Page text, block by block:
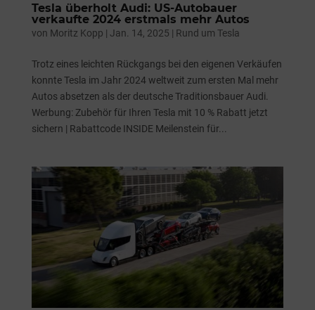
Tesla überholt Audi: US-Autobauer
verkaufte 2024 erstmals mehr Autos
von Moritz Kopp | Jan. 14, 2025 | Rund um Tesla
Trotz eines leichten Rückgangs bei den eigenen Verkäufen
konnte Tesla im Jahr 2024 weltweit zum ersten Mal mehr
Autos absetzen als der deutsche Traditionsbauer Audi.
Werbung: Zubehör für Ihren Tesla mit 10 % Rabatt jetzt
sichern | Rabattcode INSIDE Meilenstein für...